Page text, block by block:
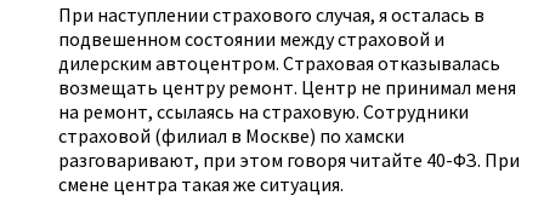
При наступлении страхового случая, я осталась в
подвешенном состоянии между страховой и
дилерским автоцентром. Страховая отказывалась
возмещать центру ремонт. Центр не принимал меня
на ремонт, ссылаясь на страховую. Сотрудники
страховой (филиал в Москве) по хамски
разговаривают, при этом говоря читайте 40-ФЗ. При
смене центра такая же ситуация.